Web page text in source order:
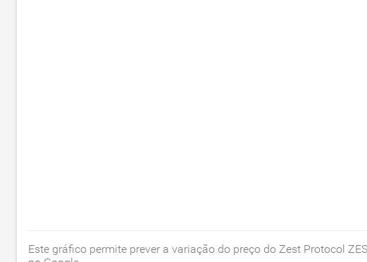
Este gráfico permite prever a variação do preço do Zest Protocol